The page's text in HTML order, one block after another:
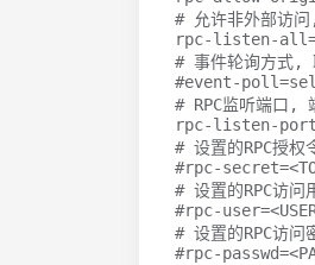
# 允许非外部访
rpc-listen-all
# 事件轮询方
#event-
# RPC监听端口,
rpc-listen-port
# 设置的RPC授
#rpc-
# 设置的RPC访
#rpc-
# 设置的RPC访
#rpc-